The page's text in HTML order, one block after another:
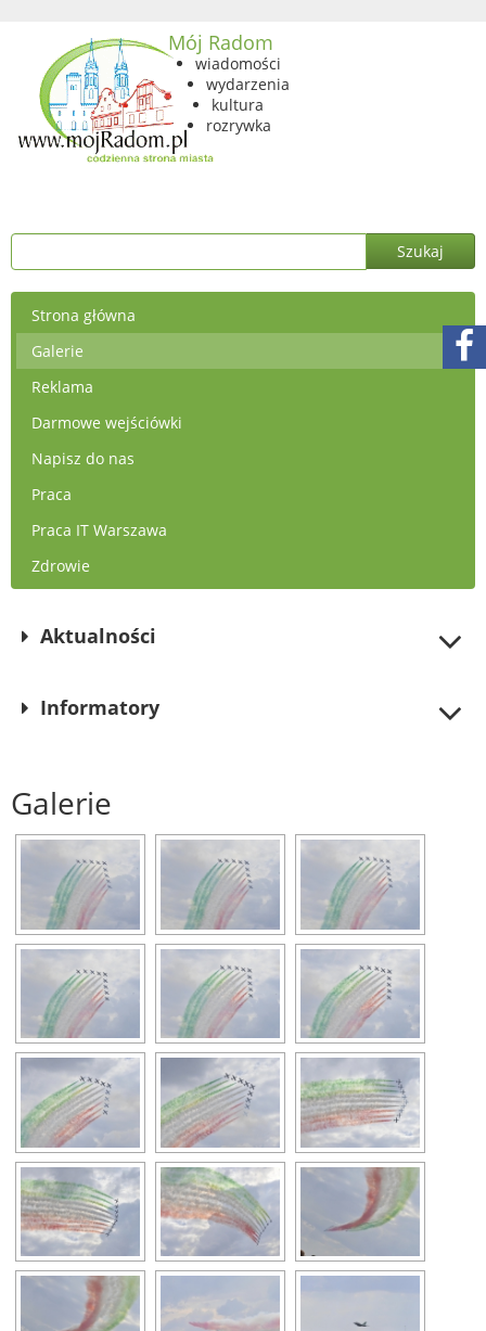
Mój Radom
wiadomości
wydarzenia
kultura
rozrywka
Strona główna
Galerie
Reklama
Darmowe wejściówki
Napisz do nas
Praca
Praca IT Warszawa
Zdrowie
Aktualności
Informatory
Galerie